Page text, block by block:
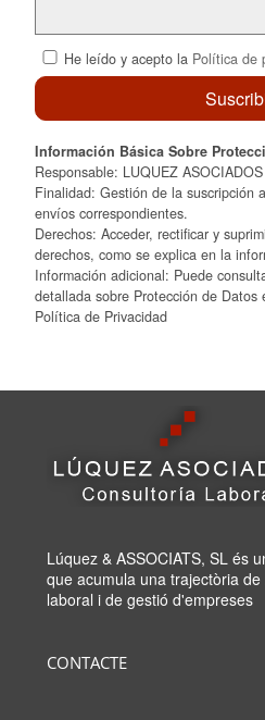
He leído y acepto la Política de
Información Básica Sobre
Responsable: LUQUEZ
Finalidad: Gestión de la suscripción
envíos correspondientes.
Derechos: Acceder, rectificar y
derechos, como se explica en la
Información adicional: Puede
detallada sobre Protección de
Política de Privacidad
Lúquez & ASSOCIATS, SL és
que acumula una trajectòria
laboral i de gestió d'empreses
CONTACTE